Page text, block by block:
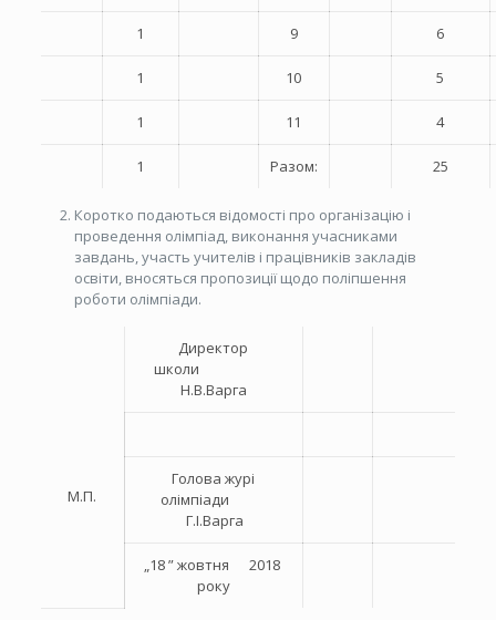
1 9 6
1 10 5
1 11 4
1 Разом: 25
Коротко подаються відомості про організацію і
проведення олімпіад, виконання учасниками
завдань, участь учителів і працівників закладів
освіти, вносяться пропозиції щодо поліпшення
роботи олімпіади.
М.П.
Директор
школи
Н.В.Варга
Голова журі
олімпіади
Г.І.Варга
„18 ” жовтня 2018
року